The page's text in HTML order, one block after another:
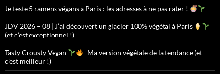
Je teste 5 ramens végans à Paris : les adresses à ne pas rater !
JDV 2026 – 08 | J’ai découvert un glacier 100% végétal à Paris
(et c’est exceptionnel !)
Tasty Crousty Vegan
- Ma version végétale de la tendance (et
c’est meilleur !)